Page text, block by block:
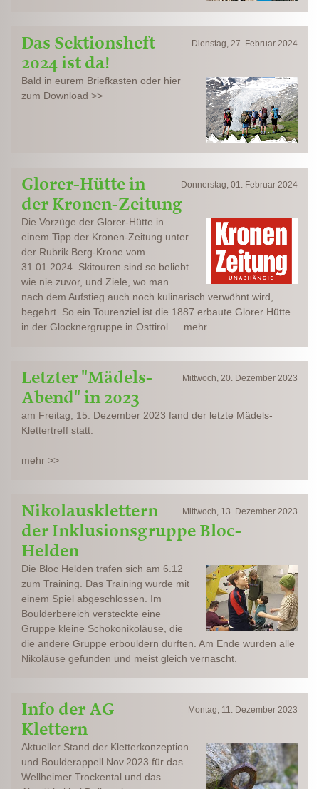
Dienstag, 27. Februar 2024
Das Sektionsheft
2024 ist da!
Bald in eurem Briefkasten oder hier
zum Download >>
Donnerstag, 01. Februar 2024
Glorer-Hütte in
der Kronen-Zeitung
Die Vorzüge der Glorer-Hütte in
einem Tipp der Kronen-Zeitung unter
der Rubrik Berg-Krone vom
31.01.2024. Skitouren sind so beliebt
wie nie zuvor, und Ziele, wo man
nach dem Aufstieg auch noch kulinarisch verwöhnt wird,
begehrt. So ein Tourenziel ist die 1887 erbaute Glorer Hütte
in der Glocknergruppe in Osttirol … mehr
Mittwoch, 20. Dezember 2023
Letzter "Mädels-
Abend" in 2023
am Freitag, 15. Dezember 2023 fand der letzte Mädels-
Klettertreff statt.
mehr >>
Mittwoch, 13. Dezember 2023
Nikolausklettern
der Inklusionsgruppe Bloc-
Helden
Die Bloc Helden trafen sich am 6.12
zum Training. Das Training wurde mit
einem Spiel abgeschlossen. Im
Boulderbereich versteckte eine
Gruppe kleine Schokonikoläuse, die
die andere Gruppe erbouldern durften. Am Ende wurden alle
Nikoläuse gefunden und meist gleich vernascht.
Montag, 11. Dezember 2023
Info der AG
Klettern
Aktueller Stand der Kletterkonzeption
und Boulderappell Nov.2023 für das
Wellheimer Trockental und das